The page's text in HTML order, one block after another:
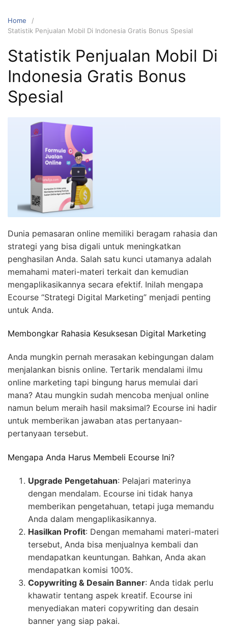
Home
Statistik Penjualan Mobil Di Indonesia Gratis Bonus Spesial
Statistik Penjualan Mobil Di
Indonesia Gratis Bonus
Spesial
Dunia pemasaran online memiliki beragam rahasia dan
strategi yang bisa digali untuk meningkatkan
penghasilan Anda. Salah satu kunci utamanya adalah
memahami materi-materi terkait dan kemudian
mengaplikasikannya secara efektif. Inilah mengapa
Ecourse “Strategi Digital Marketing” menjadi penting
untuk Anda.
Membongkar Rahasia Kesuksesan Digital Marketing
Anda mungkin pernah merasakan kebingungan dalam
menjalankan bisnis online. Tertarik mendalami ilmu
online marketing tapi bingung harus memulai dari
mana? Atau mungkin sudah mencoba menjual online
namun belum meraih hasil maksimal? Ecourse ini hadir
untuk memberikan jawaban atas pertanyaan-
pertanyaan tersebut.
Mengapa Anda Harus Membeli Ecourse Ini?
Upgrade Pengetahuan: Pelajari materinya
dengan mendalam. Ecourse ini tidak hanya
memberikan pengetahuan, tetapi juga memandu
Anda dalam mengaplikasikannya.
Hasilkan Profit: Dengan memahami materi-materi
tersebut, Anda bisa menjualnya kembali dan
mendapatkan keuntungan. Bahkan, Anda akan
mendapatkan komisi 100%.
Copywriting & Desain Banner: Anda tidak perlu
khawatir tentang aspek kreatif. Ecourse ini
menyediakan materi copywriting dan desain
banner yang siap pakai.